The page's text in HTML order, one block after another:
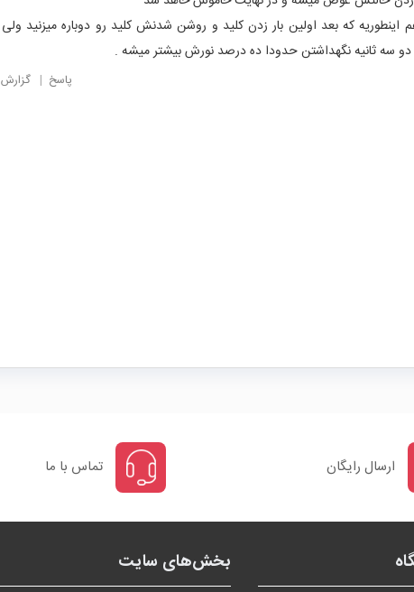
که بعد اولین بار زدن کلید و روشن شدنش کلید رو دوباره میزنید ولی
دو سه ثانیه نگهداشتن حدودا ده درصد نورش بیشتر میشه .
پاسخ | گزارش
ارسال رایگان تماس با ما
بخش‌های سایت